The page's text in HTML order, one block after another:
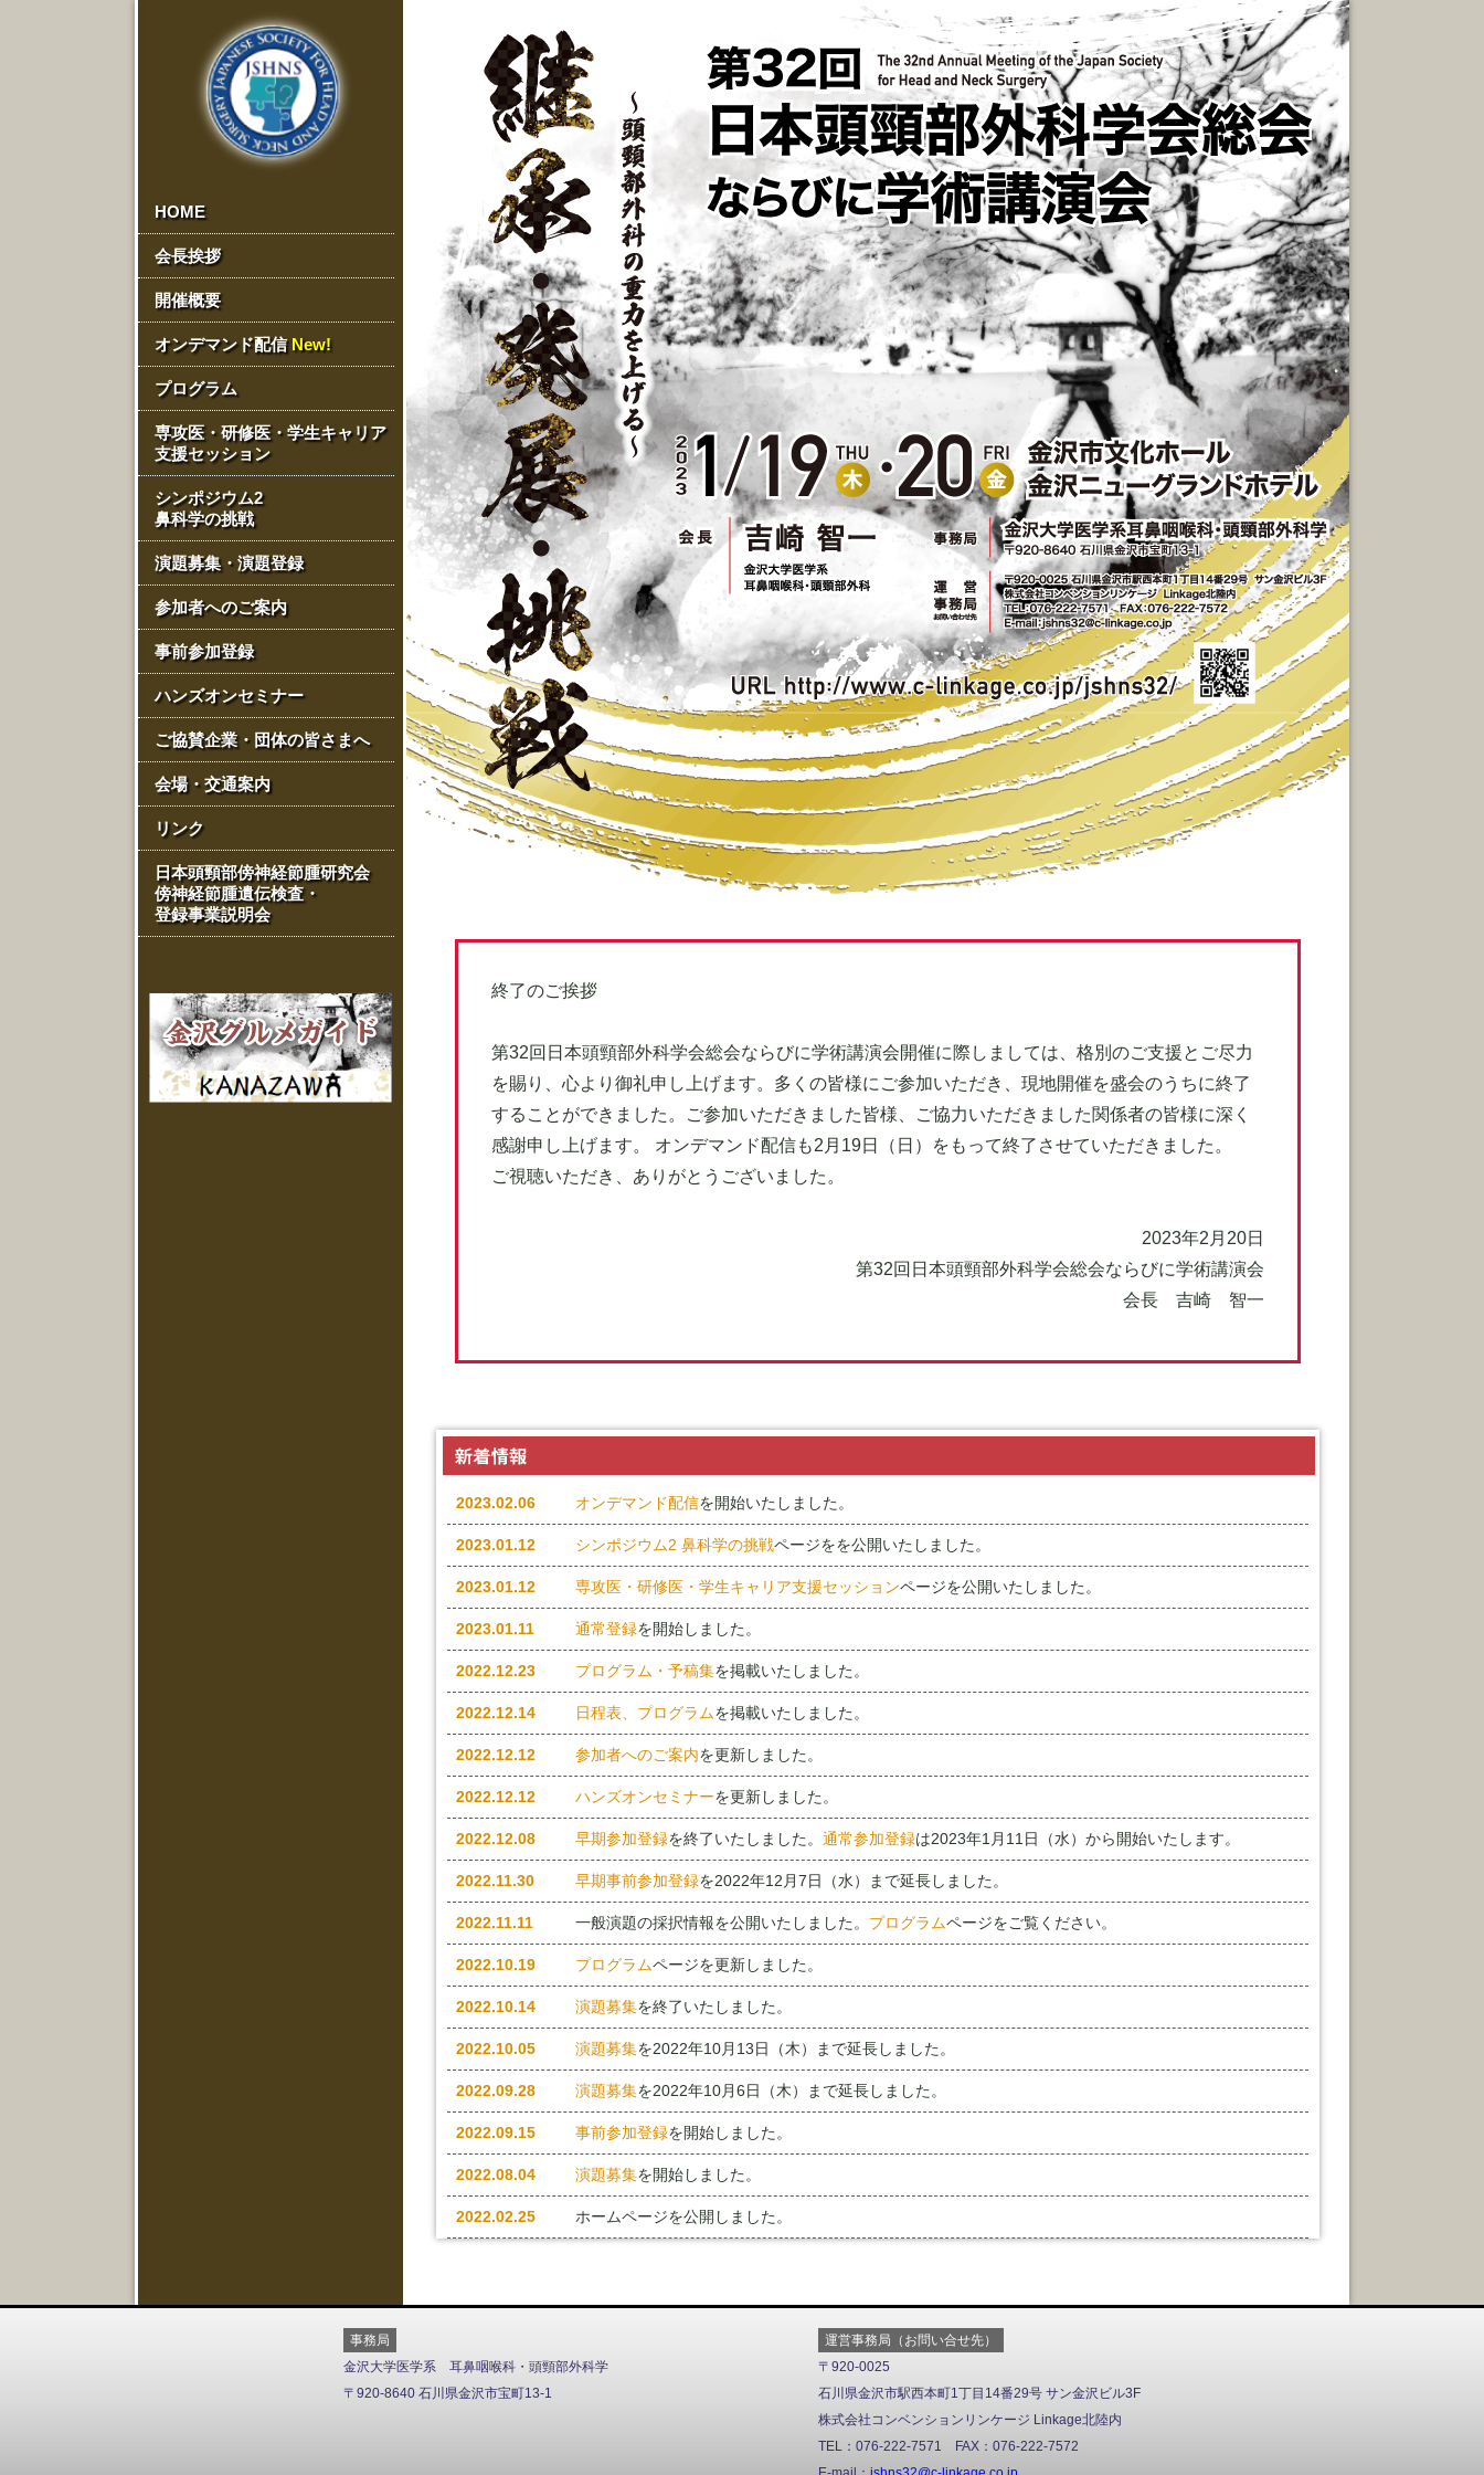
HOME
会長挨拶
開催概要
オンデマンド配信 New!
プログラム
専攻医・研修医・学生キャリア
支援セッション
シンポジウム2
鼻科学の挑戦
演題募集・演題登録
参加者へのご案内
事前参加登録
ハンズオンセミナー
ご協賛企業・団体の皆さまへ
会場・交通案内
リンク
日本頭頸部傍神経節腫研究会
傍神経節腫遺伝検査・
登録事業説明会
終了のご挨拶
第32回日本頭頸部外科学会総会ならびに学術講演会開催に際しましては、格別のご支援とご尽力
を賜り、心より御礼申し上げます。多くの皆様にご参加いただき、現地開催を盛会のうちに終了
することができました。ご参加いただきました皆様、ご協力いただきました関係者の皆様に深く
感謝申し上げます。 オンデマンド配信も2月19日（日）をもって終了させていただきました。
ご視聴いただき、ありがとうございました。
2023年2月20日
第32回日本頭頸部外科学会総会ならびに学術講演会
会長 吉崎 智一
2023.02.06 オンデマンド配信を開始いたしました。
2023.01.12 シンポジウム2 鼻科学の挑戦ページをを公開いたしました。
2023.01.12 専攻医・研修医・学生キャリア支援セッションページを公開いたしました。
2023.01.11 通常登録を開始しました。
2022.12.23 プログラム・予稿集を掲載いたしました。
2022.12.14 日程表、プログラムを掲載いたしました。
2022.12.12 参加者へのご案内を更新しました。
2022.12.12 ハンズオンセミナーを更新しました。
2022.12.08 早期参加登録を終了いたしました。 通常参加登録は2023年1月11日（水）から開始いたします。
2022.11.30 早期事前参加登録を2022年12月7日（水）まで延長しました。
2022.11.11 一般演題の採択情報を公開いたしました。 プログラムページをご覧ください。
2022.10.19 プログラムページを更新しました。
2022.10.14 演題募集を終了いたしました。
2022.10.05 演題募集を2022年10月13日（木）まで延長しました。
2022.09.28 演題募集を2022年10月6日（木）まで延長しました。
2022.09.15 事前参加登録を開始しました。
2022.08.04 演題募集を開始しました。
2022.02.25 ホームページを公開しました。
事務局
金沢大学医学系 耳鼻咽喉科・頭頸部外科学
〒920-8640 石川県金沢市宝町13-1
運営事務局（お問い合せ先）
〒920-0025
石川県金沢市駅西本町1丁目14番29号 サン金沢ビル3F
株式会社コンベンションリンケージ Linkage北陸内
TEL：076-222-7571 FAX：076-222-7572